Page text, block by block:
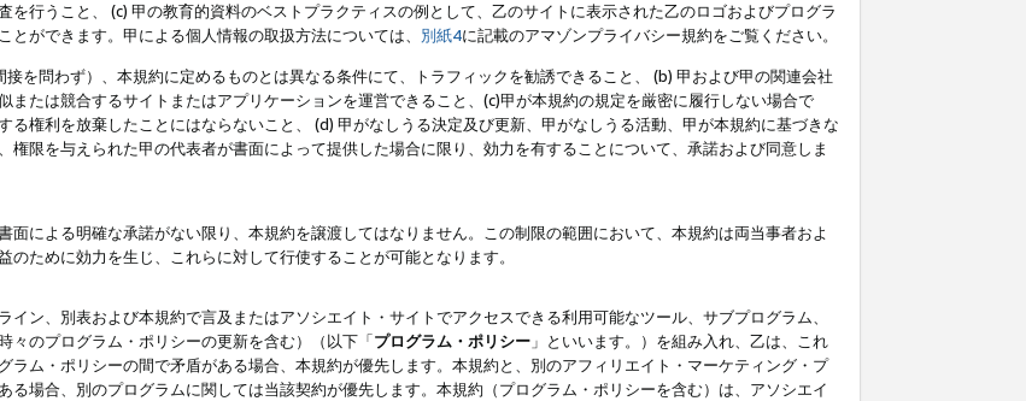
行うこと、 (c) 甲の教育的資料のベストプラクティスの例として、乙のサイトに表示された乙のロゴおよびプログラ
ができます。甲による個人情報の取扱方法については、 別紙4に記載のアマゾンプライバシー規約をご覧ください。
を問わず）、本規約に定めるものとは異なる条件にて、トラフィックを勧誘できること、 (b) 甲および甲の関連会社
たは競合するサイトまたはアプリケーションを運営できること、(c)甲が本規約の規定を厳密に履行しない場合で
る権利を放棄したことにはならないこと、 (d) 甲がなしうる決定及び更新、甲がなしうる活動、甲が本規約に基づきな
権限を与えられた甲の代表者が書面によって提供した場合に限り、効力を有することについて、承諾および同意しま
による明確な承諾がない限り、本規約を譲渡してはなりません。この制限の範囲において、本規約は両当事者およ
ために効力を生じ、これらに対して行使することが可能となります。
ン、別表および本規約で言及またはアソシエイト・サイトでアクセスできる利用可能なツール、サブプログラム、
々のプログラム・ポリシーの更新を含む）（以下「プログラム・ポリシー 」といいます。）を組み入れ、乙は、これ
ラム・ポリシーの間で矛盾がある場合、本規約が優先します。本規約と、別のアフィリエイト・マーケティング・プ
る場合、別のプログラムに関しては当該契約が優先します。本規約（プログラム・ポリシーを含む）は、アソシエイ